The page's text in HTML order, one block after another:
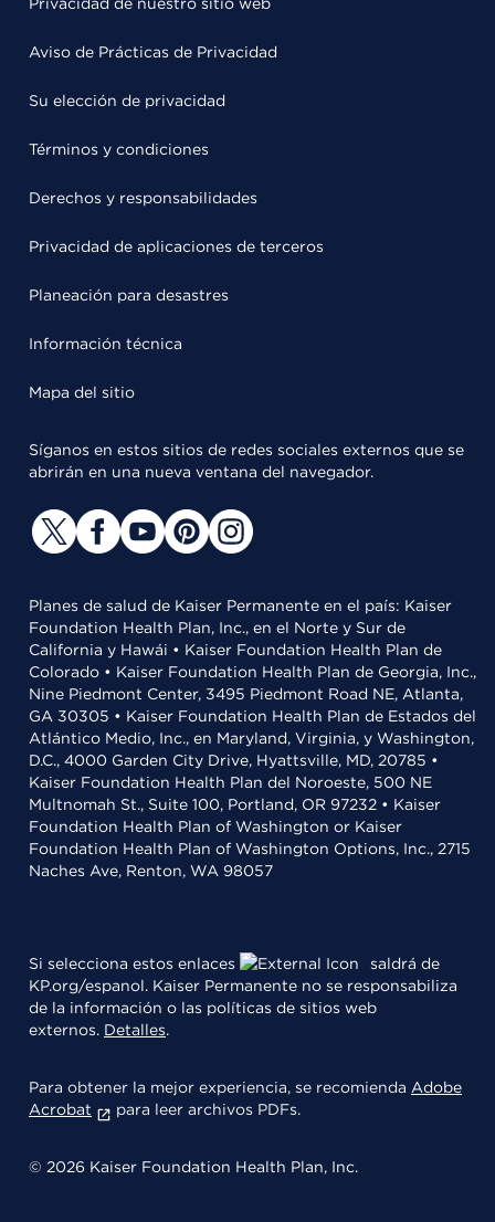
Aviso de Prácticas de Privacidad
Su elección de privacidad
Términos y condiciones
Derechos y responsabilidades
Privacidad de aplicaciones de terceros
Planeación para desastres
Información técnica
Mapa del sitio
Síganos en estos sitios de redes sociales externos que se
abrirán en una nueva ventana del navegador.
Planes de salud de Kaiser Permanente en el país: Kaiser
Foundation Health Plan, Inc., en el Norte y Sur de
California y Hawái • Kaiser Foundation Health Plan de
Colorado • Kaiser Foundation Health Plan de Georgia, Inc.,
Nine Piedmont Center, 3495 Piedmont Road NE, Atlanta,
GA 30305 • Kaiser Foundation Health Plan de Estados del
Atlántico Medio, Inc., en Maryland, Virginia, y Washington,
D.C., 4000 Garden City Drive, Hyattsville, MD, 20785 •
Kaiser Foundation Health Plan del Noroeste, 500 NE
Multnomah St., Suite 100, Portland, OR 97232 • Kaiser
Foundation Health Plan of Washington or Kaiser
Foundation Health Plan of Washington Options, Inc., 2715
Naches Ave, Renton, WA 98057
Si selecciona estos enlaces
saldrá de
KP.org/espanol. Kaiser Permanente no se responsabiliza
de la información o las políticas de sitios web
externos. Detalles.
Para obtener la mejor experiencia, se recomienda Adobe
Acrobat
para leer archivos PDFs.
© 2026 Kaiser Foundation Health Plan, Inc.